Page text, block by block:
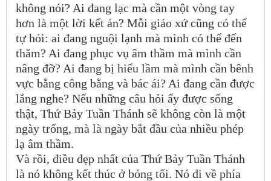
không nói? Ai đang lạc mà cần một vòng tay
hơn là một lời kết án? Mỗi giáo xứ cũng có thể
tự hỏi: ai đang nguội lạnh mà mình có thể đến
thăm? Ai đang phục vụ âm thầm mà mình cần
nâng đỡ? Ai đang bị hiểu lầm mà mình cần bênh
vực bằng công bằng và bác ái? Ai đang cần được
lắng nghe? Nếu những câu hỏi ấy được sống
thật, Thứ Bảy Tuần Thánh sẽ không còn là một
ngày trống, mà là ngày bắt đầu của nhiều phép
lạ âm thầm.
Và rồi, điều đẹp nhất của Thứ Bảy Tuần Thánh
là nó không kết thúc ở bóng tối. Nó đi về phía